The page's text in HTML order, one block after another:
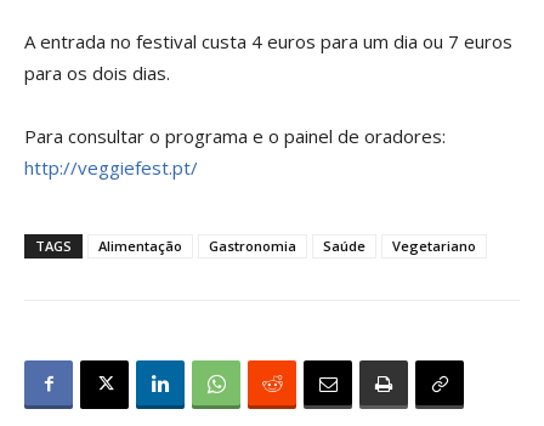
A entrada no festival custa 4 euros para um dia ou 7 euros
para os dois dias.
Para consultar o programa e o painel de oradores:
http://veggiefest.pt/
TAGS Alimentação Gastronomia Saúde Vegetariano